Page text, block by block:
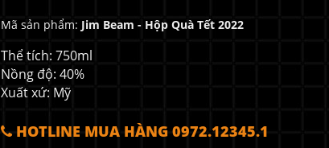
Mã sản phẩm: Jim Beam - Hộp Quà Tết 2022
Thể tích: 750ml
Nồng độ: 40%
Xuất xứ: Mỹ
HOTLINE MUA HÀNG 0972.12345.1